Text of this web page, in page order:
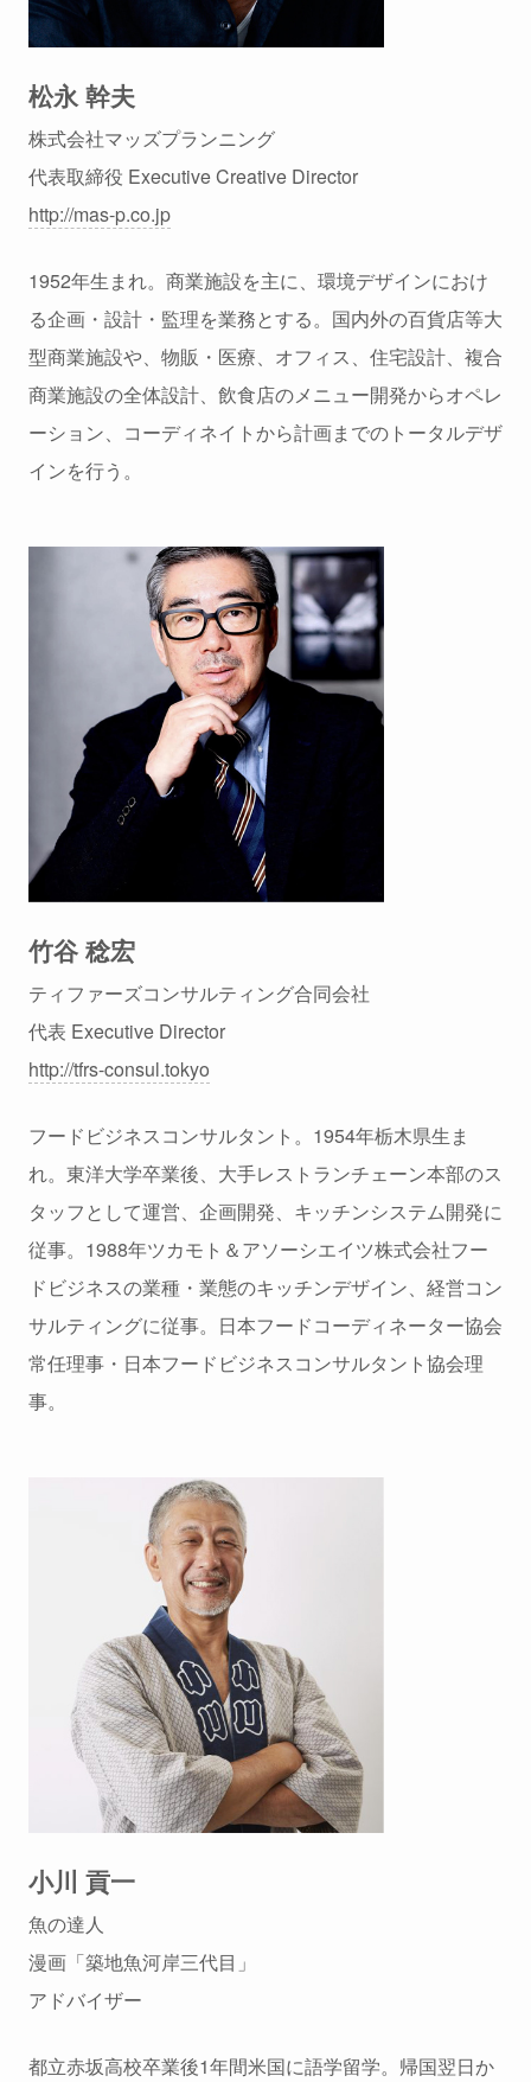
松永 幹夫
株式会社マッズプランニング
代表取締役 Executive Creative Director
http://mas-p.co.jp
1952年生まれ。商業施設を主に、環境デザインにおけ
る企画・設計・監理を業務とする。国内外の百貨店等大
型商業施設や、物販・医療、オフィス、住宅設計、複合
商業施設の全体設計、飲食店のメニュー開発からオペレ
ーション、コーディネイトから計画までのトータルデザ
インを行う。
竹谷 稔宏
ティファーズコンサルティング合同会社
代表 Executive Director
http://tfrs-consul.tokyo
フードビジネスコンサルタント。1954年栃木県生ま
れ。東洋大学卒業後、大手レストランチェーン本部のス
タッフとして運営、企画開発、キッチンシステム開発に
従事。1988年ツカモト＆アソーシエイツ株式会社フー
ドビジネスの業種・業態のキッチンデザイン、経営コン
サルティングに従事。日本フードコーディネーター協会
常任理事・日本フードビジネスコンサルタント協会理
事。
小川 貢一
魚の達人
漫画「築地魚河岸三代目」
アドバイザー
都立赤坂高校卒業後1年間米国に語学留学。帰国翌日か